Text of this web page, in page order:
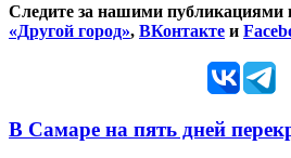
Следите за нашими публикациями
«Другой город», ВКонтакте и
В Самаре на пять дней